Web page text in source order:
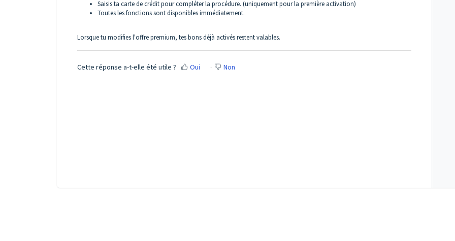
Saisis ta carte de crédit pour compléter la procédure. (uniquement pour la première activation)
Toutes les fonctions sont disponibles immédiatement.
Lorsque tu modifies l'offre premium, tes bons déjà activés restent valables.
Cette réponse a-t-elle été utile ? Oui Non